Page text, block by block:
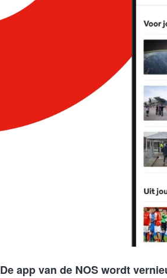
De app van de NOS wordt